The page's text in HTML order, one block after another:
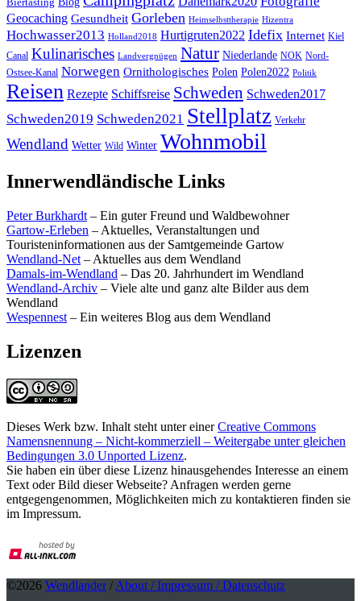
Geocaching Gesundheit Gorleben Heimselbsttherapie Hizentra
Hochwasser2013 Holland2018 Hurtigruten2022 Idefix Internet Kiel
Canal Kulinarisches Landvergnügen Natur Niederlande NOK Nord-
Ostsee-Kanal Norwegen Ornithologisches Polen Polen2022 Politik
Reisen Rezepte Schiffsreise Schweden Schweden2017
Schweden2019 Schweden2021 Stellplatz Verkehr
Wendland Wetter Wild Winter Wohnmobil
Innerwendländische Links
Peter Burkhardt – Ein guter Freund und Waldbewohner
Gartow-Erleben – Aktuelles, Veranstaltungen und
Touristeninformationen aus der Samtgemeinde Gartow
Wendland-Net – Aktuelles aus dem Wendland
Damals-im-Wendland – Das 20. Jahrhundert im Wendland
Wendland-Archiv – Viele alte und ganz alte Bilder aus dem
Wendland
Wespennest – Ein weiteres Blog aus dem Wendland
Lizenzen
Dieses Werk bzw. Inhalt steht unter einerCreative Commons
Namensnennung – Nicht-kommerziell – Weitergabe unter gleichen
Bedingungen 3.0 Unported Lizenz.
Sie haben ein über diese Lizenz hinausgehendes Interesse an einem
Text oder Bild dieser Webseite? Anfragen werden gerne
entgegengenommen, Möglichkeiten mich zu kontaktieren finden sie
im Impressum.
©2026 Wendlander/ About / Impressum / Datenschutz